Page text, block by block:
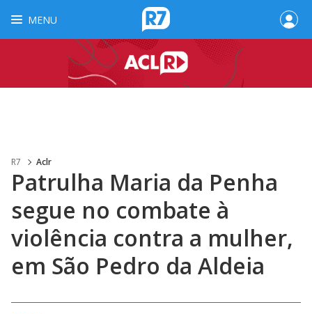
MENU
R7 Aclr
Patrulha Maria da Penha
segue no combate à
violência contra a mulher,
em São Pedro da Aldeia